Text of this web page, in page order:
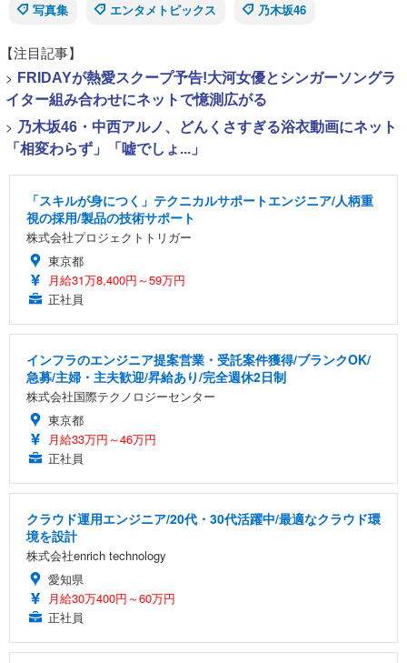
写真集 エンタメトピックス 乃木坂46
【注目記事】
> FRIDAYが熱愛スクープ予告!大河女優とシンガーソングラ
イター組み合わせにネットで憶測広がる
> 乃木坂46・中西アルノ、どんくさすぎる浴衣動画にネット
「相変わらず」「嘘でしょ...」
「スキルが身につく」テクニカルサポートエンジニア/人柄重
視の採用/製品の技術サポート
株式会社プロジェクトトリガー
東京都
月給31万8,400円～59万円
正社員
インフラのエンジニア提案営業・受託案件獲得/ブランクOK/
急募/主婦・主夫歓迎/昇給あり/完全週休2日制
株式会社国際テクノロジーセンター
東京都
月給33万円～46万円
正社員
クラウド運用エンジニア/20代・30代活躍中/最適なクラウド環
境を設計
株式会社enrich technology
愛知県
月給30万400円～60万円
正社員